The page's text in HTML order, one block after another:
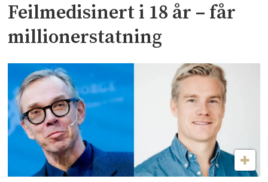
Feilmedisinert i 18 år – får
millionerstatning